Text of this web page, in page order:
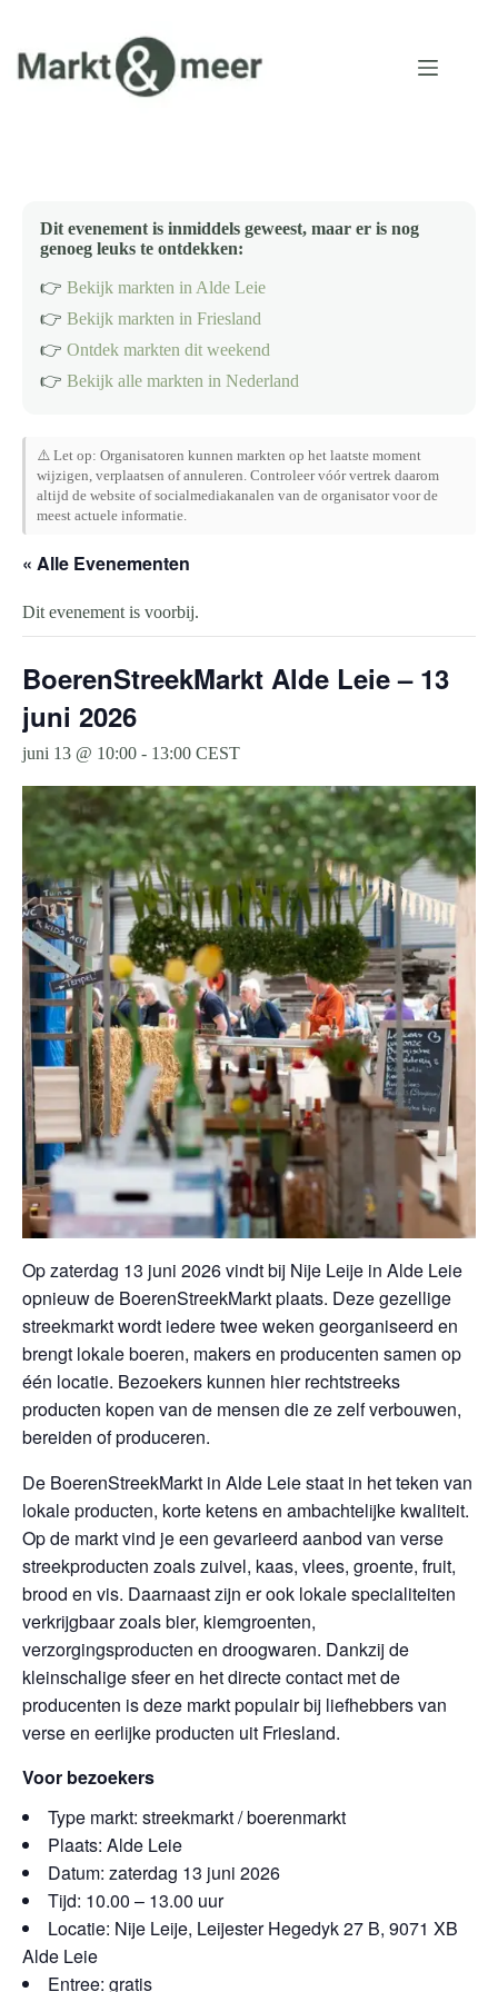
inhoud
Dit evenement is inmiddels geweest, maar er is nog
genoeg leuks te ontdekken:
👉 Bekijk markten in Alde Leie
👉 Bekijk markten in Friesland
👉 Ontdek markten dit weekend
👉 Bekijk alle markten in Nederland
⚠️ Let op: Organisatoren kunnen markten op het laatste moment
wijzigen, verplaatsen of annuleren. Controleer vóór vertrek daarom
altijd de website of socialmediakanalen van de organisator voor de
meest actuele informatie.
« Alle Evenementen
Dit evenement is voorbij.
BoerenStreekMarkt Alde Leie – 13
juni 2026
juni 13 @ 10:00 - 13:00 CEST
Op zaterdag 13 juni 2026 vindt bij Nije Leije in Alde Leie
opnieuw de BoerenStreekMarkt plaats. Deze gezellige
streekmarkt wordt iedere twee weken georganiseerd en
brengt lokale boeren, makers en producenten samen op
één locatie. Bezoekers kunnen hier rechtstreeks
producten kopen van de mensen die ze zelf verbouwen,
bereiden of produceren.
De BoerenStreekMarkt in Alde Leie staat in het teken van
lokale producten, korte ketens en ambachtelijke kwaliteit.
Op de markt vind je een gevarieerd aanbod van verse
streekproducten zoals zuivel, kaas, vlees, groente, fruit,
brood en vis. Daarnaast zijn er ook lokale specialiteiten
verkrijgbaar zoals bier, kiemgroenten,
verzorgingsproducten en droogwaren. Dankzij de
kleinschalige sfeer en het directe contact met de
producenten is deze markt populair bij liefhebbers van
verse en eerlijke producten uit Friesland.
Voor bezoekers
Type markt: streekmarkt / boerenmarkt
Plaats: Alde Leie
Datum: zaterdag 13 juni 2026
Tijd: 10.00 – 13.00 uur
Locatie: Nije Leije, Leijester Hegedyk 27 B, 9071 XB
Alde Leie
Entree: gratis